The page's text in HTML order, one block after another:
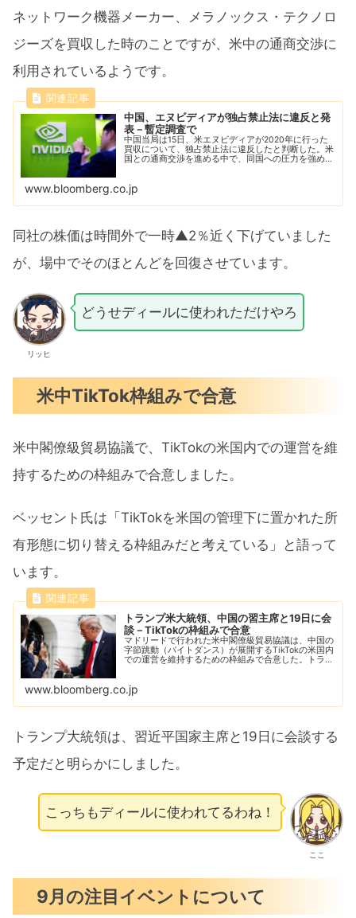
ネットワーク機器メーカー、メラノックス・テクノロ
ジーズを買収した時のことですが、米中の通商交渉に
利用されているようです。
中国、エヌビディアが独占禁止法に違反と発
表－暫定調査で
中国当局は15日、米エヌビディアが2020年に行った
買収について、独占禁止法に違反したと判断した。米
国との通商交渉を進める中で、同国への圧力を強めて
www.bloomberg.co.jp
同社の株価は時間外で一時▲2％近く下げていました
が、場中でそのほとんどを回復させています。
リッヒ
どうせディールに使われただけやろ
米中TikTok枠組みで合意
米中閣僚級貿易協議で、TikTokの米国内での運営を維
持するための枠組みで合意しました。
ベッセント氏は「TikTokを米国の管理下に置かれた所
有形態に切り替える枠組みだと考えている」と語って
います。
トランプ米大統領、中国の習主席と19日に会
談－TikTokの枠組みで合意
マドリードで行われた米中閣僚級貿易協議は、中国の
字節跳動（バイトダンス）が展開するTikTokの米国内
での運営を維持するための枠組みで合意した。トラン
www.bloomberg.co.jp
トランプ大統領は、習近平国家主席と19日に会談する
予定だと明らかにしました。
ここ
こっちもディールに使われてるわね！
9月の注目イベントについて